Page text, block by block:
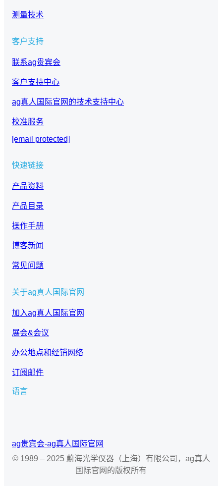
测量技术
客户支持
联系ag贵宾会
客户支持中心
ag真人国际官网的技术支持中心
校准服务
[email protected]
快速链接
产品资料
产品目录
操作手册
博客新闻
常见问题
关于ag真人国际官网
加入ag真人国际官网
展会&会议
办公地点和经销网络
订阅邮件
语言
言
ag贵宾会-ag真人国际官网
© 1989 – 2025 蔚海光学仪器（上海）有限公司，ag真人
国际官网的版权所有